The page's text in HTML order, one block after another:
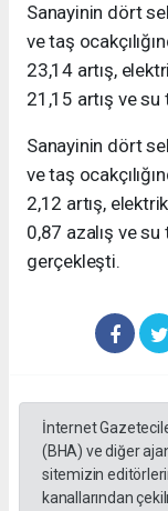
Sanayinin dört
ve taş
23,14 artış,
21,15 artış ve
Sanayinin dört
ve taş
2,12 artış,
0,87 azalış ve
gerçekleşti.
İnternet
(BHA) ve diğer
sitemizin
kanallarından